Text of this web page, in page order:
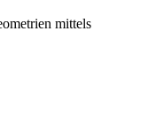
mittels